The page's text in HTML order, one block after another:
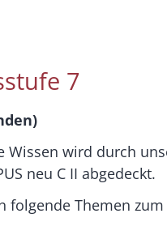
7
Wissen wird durch
neu C II abgedeckt.
folgende Themen zum